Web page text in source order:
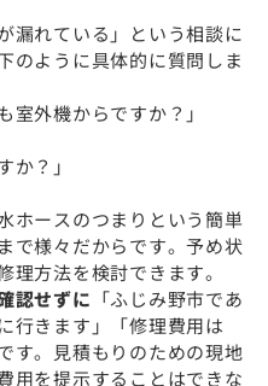
漏れている」という相談に
のように具体的に質問しま
室外機からですか？」
か？」
ホースのつまりという簡単
で様々だからです。予め状
方法を検討できます。
認せずに 「ふじみ野市であ
行きます」「修理費用は
す。見積もりのための現地
用を提示することはできな